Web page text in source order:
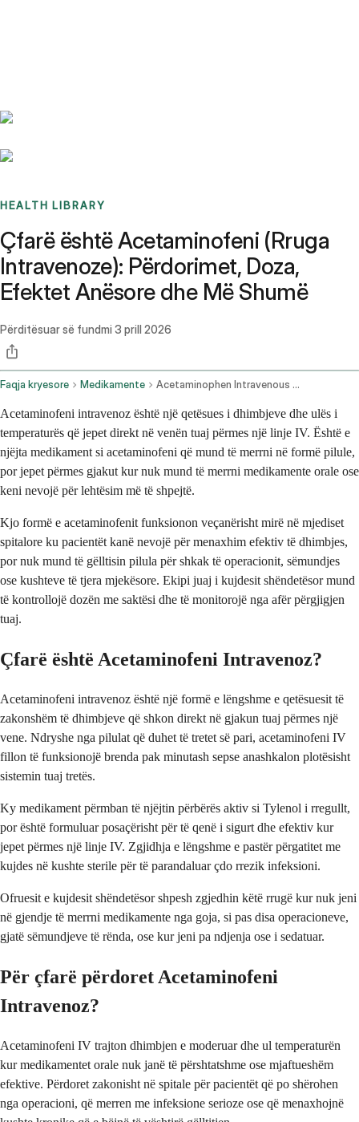
HEALTH LIBRARY
Çfarë është Acetaminofeni (Rruga
Intravenoze): Përdorimet, Doza,
Efektet Anësore dhe Më Shumë
Përditësuar së fundmi 3 prill 2026
Faqja kryesore Medikamente Acetaminophen Intravenous Route
Acetaminofeni intravenoz është një qetësues i dhimbjeve dhe ulës i
temperaturës që jepet direkt në venën tuaj përmes një linje IV. Është e
njëjta medikament si acetaminofeni që mund të merrni në formë pilule,
por jepet përmes gjakut kur nuk mund të merrni medikamente orale ose
keni nevojë për lehtësim më të shpejtë.
Kjo formë e acetaminofenit funksionon veçanërisht mirë në mjediset
spitalore ku pacientët kanë nevojë për menaxhim efektiv të dhimbjes,
por nuk mund të gëlltisin pilula për shkak të operacionit, sëmundjes
ose kushteve të tjera mjekësore. Ekipi juaj i kujdesit shëndetësor mund
të kontrollojë dozën me saktësi dhe të monitorojë nga afër përgjigjen
tuaj.
Çfarë është Acetaminofeni Intravenoz?
Acetaminofeni intravenoz është një formë e lëngshme e qetësuesit të
zakonshëm të dhimbjeve që shkon direkt në gjakun tuaj përmes një
vene. Ndryshe nga pilulat që duhet të tretet së pari, acetaminofeni IV
fillon të funksionojë brenda pak minutash sepse anashkalon plotësisht
sistemin tuaj tretës.
Ky medikament përmban të njëjtin përbërës aktiv si Tylenol i rregullt,
por është formuluar posaçërisht për të qenë i sigurt dhe efektiv kur
jepet përmes një linje IV. Zgjidhja e lëngshme e pastër përgatitet me
kujdes në kushte sterile për të parandaluar çdo rrezik infeksioni.
Ofruesit e kujdesit shëndetësor shpesh zgjedhin këtë rrugë kur nuk jeni
në gjendje të merrni medikamente nga goja, si pas disa operacioneve,
gjatë sëmundjeve të rënda, ose kur jeni pa ndjenja ose i sedatuar.
Për çfarë përdoret Acetaminofeni
Intravenoz?
Acetaminofeni IV trajton dhimbjen e moderuar dhe ul temperaturën
kur medikamentet orale nuk janë të përshtatshme ose mjaftueshëm
efektive. Përdoret zakonisht në spitale për pacientët që po shërohen
nga operacioni, që merren me infeksione serioze ose që menaxhojnë